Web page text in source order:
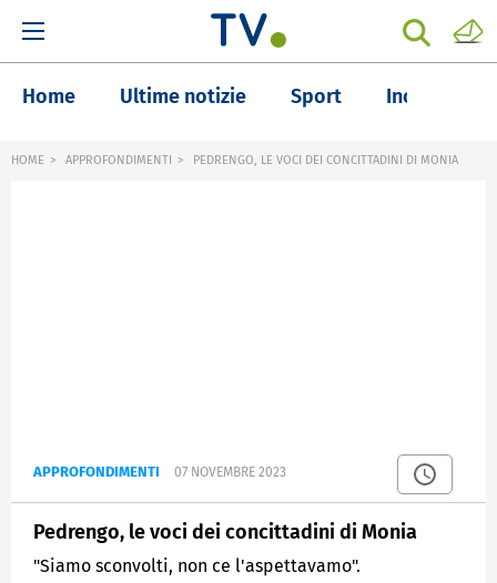
Home Ultime notizie Sport Inchieste
HOME APPROFONDIMENTI PEDRENGO, LE VOCI DEI CONCITTADINI DI MONIA
APPROFONDIMENTI 07 NOVEMBRE 2023
Pedrengo, le voci dei concittadini di Monia
"Siamo sconvolti, non ce l'aspettavamo".